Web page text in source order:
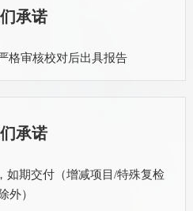
承诺
格审核校对后出具报告
承诺
如期交付（增减项目/特殊复检
除外）